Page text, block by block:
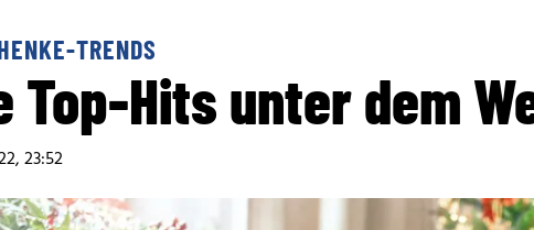
TRENDS
Top-Hits unter dem
23:52